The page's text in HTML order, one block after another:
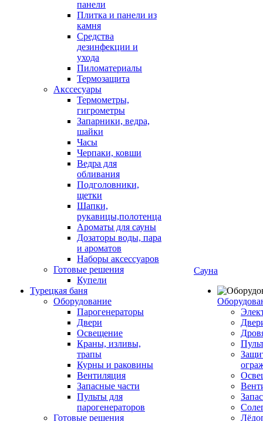
панели
Плитка и панели из
камня
Средства
дезинфекции и
ухода
Пиломатериалы
Термозащита
Аксcесуары
Термометры,
гигрометры
Запарники, ведра,
шайки
Часы
Черпаки, ковши
Ведра для
обливания
Подголовники,
щетки
Шапки,
рукавицы,полотенца
Ароматы для сауны
Дозаторы воды, пара
и ароматов
Наборы аксессуаров
Готовые решения
Купели
Турецкая баня
Оборудование
Парогенераторы
Двери
Освещение
Краны, изливы,
трапы
Курны и раковины
Вентиляция
Запасные части
Пульты для
парогенераторов
Готовые решения
Сауна